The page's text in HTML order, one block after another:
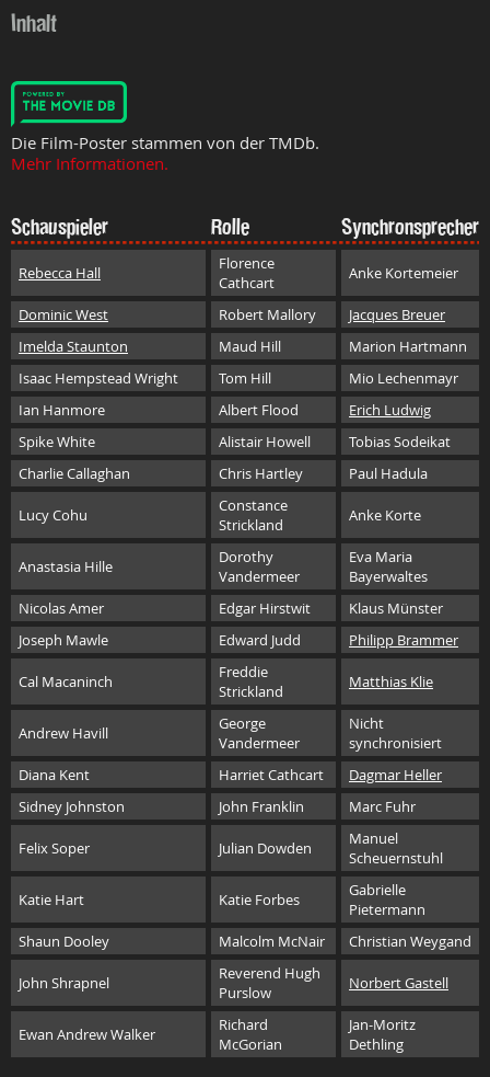
Inhalt
Die Film-Poster stammen von der TMDb.
Mehr Informationen.
Schauspieler Rolle Synchronsprecher
Rebecca Hall
Florence
Cathcart
Anke Kortemeier
Dominic West Robert Mallory
Jacques Breuer
Imelda Staunton
Maud Hill
Marion Hartmann
Isaac Hempstead Wright
Tom Hill
Mio Lechenmayr
Ian Hanmore
Albert Flood
Erich Ludwig
Spike White
Alistair Howell
Tobias Sodeikat
Charlie Callaghan
Chris Hartley Paul Hadula
Lucy Cohu
Constance
Strickland
Anke Korte
Anastasia Hille
Dorothy
Vandermeer
Eva Maria
Bayerwaltes
Nicolas Amer
Edgar Hirstwit
Klaus Münster
Joseph Mawle
Edward Judd Philipp Brammer
Cal Macaninch
Freddie
Strickland
Matthias Klie
Andrew Havill
George
Vandermeer
Nicht
synchronisiert
Diana Kent
Harriet Cathcart
Dagmar Heller
Sidney Johnston
John Franklin Marc Fuhr
Felix Soper Julian Dowden
Manuel
Scheuernstuhl
Katie Hart Katie Forbes
Gabrielle
Pietermann
Shaun Dooley
Malcolm McNair Christian Weygand
John Shrapnel
Reverend Hugh
Purslow
Norbert Gastell
Ewan Andrew Walker
Richard
McGorian
Jan-Moritz
Dethling